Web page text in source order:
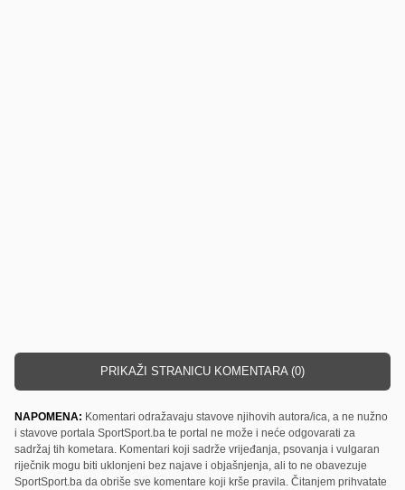
PRIKAŽI STRANICU KOMENTARA (0)
NAPOMENA: Komentari odražavaju stavove njihovih autora/ica, a ne nužno
i stavove portala SportSport.ba te portal ne može i neće odgovarati za
sadržaj tih kometara. Komentari koji sadrže vrijeđanja, psovanja i vulgaran
riječnik mogu biti uklonjeni bez najave i objašnjenja, ali to ne obavezuje
SportSport.ba da obriše sve komentare koji krše pravila. Čitanjem prihvatate